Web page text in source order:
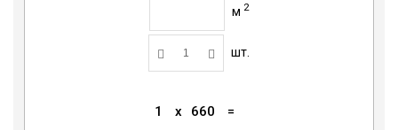
м 2
шт.
1 x 660 =